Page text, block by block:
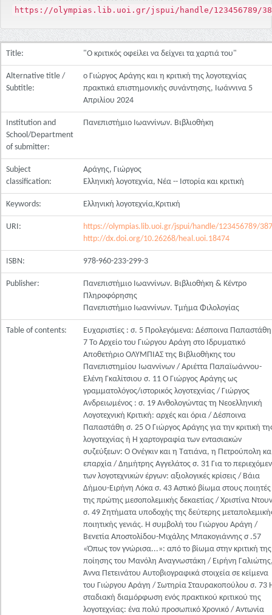
https://olympias.lib.uoi.gr/jspui/handle/123456789/
Title: "Ο κριτικός οφείλει να δείχνει τα χαρτιά του"
Alternative title /
Subtitle:
ο Γιώργος Αράγης και η κριτική της λογοτεχνίας
πρακτικά επιστημονικής συνάντησης, Ιωάννινα 5
Απριλίου 2024
Institution and
School/Department
of submitter:
Πανεπιστήμιο Ιωαννίνων. Βιβλιοθήκη
Subject
classification:
Αράγης, Γιώργος
Ελληνική λογοτεχνία, Νέα -- Ιστορία και κριτική
Keywords: Ελληνική λογοτεχνία,Κριτική
URI:
https://olympias.lib.uoi.gr/jspui/handle/123456789/
http://dx.doi.org/10.26268/heal.uoi.18474
ISBN: 978-960-233-299-3
Publisher:
Πανεπιστήμιο Ιωαννίνων. Βιβλιοθήκη & Κέντρο
Πληροφόρησης
Πανεπιστήμιο Ιωαννίνων. Τμήμα Φιλολογίας
Table of contents:
Ευχαριστίες : σ. 5 Προλεγόμενα: Δέσποινα
7 Το Αρχείο του Γιώργου Αράγη στο Ιδρυματικό
Αποθετήριο ΟΛΥΜΠΙΑΣ της Βιβλιοθήκης του
Πανεπιστημίου Ιωαννίνων / Αριέττα Παπαϊωάννου-
Ελένη Γκαλίτσιου σ. 11 Ο Γιώργος Αράγης ως
γραμματολόγος/ιστορικός λογοτεχνίας / Γιώργος
Ανδρειωμένος : σ. 19 Ανθολογώντας τη Νεοελληνική
Λογοτεχνική Κριτική: αρχές και όρια / Δέσποινα
Παπαστάθη σ. 25 Ο Γιώργος Αράγης για την κριτική
λογοτεχνίας ή Η χαρτογραφία των εντασιακών
συζεύξεων: Ο Ονέγκιν και η Τατιάνα, η Πετρούπολη
επαρχία / Δημήτρης Αγγελάτος σ. 31 Για το
των λογοτεχνικών έργων: αξιολογικές κρίσεις / Βάια
Δήμου-Ειρήνη Λόκα σ. 43 Αστικό βίωμα στους ποιητές
της πρώτης μεσοπολεμικής δεκαετίας / Χριστίνα
σ. 49 Ζητήματα υποδοχής της δεύτερης
ποιητικής γενιάς. Η συμβολή του Γιώργου Αράγη /
Βενετία Αποστολίδου-Μιχάλης Μπακογιάννης σ .57
«Όπως τον γνώρισα...»: από το βίωμα στην κριτική της
ποίησης του Μανόλη Αναγνωστάκη / Ειρήνη
Άννα Πετεινάτου Αυτοβιογραφικά στοιχεία σε κείμενα
του Γιώργου Αράγη / Σωτηρία Σταυρακοπούλου σ. 73
σταδιακή διαμόρφωση ενός πρακτικού κριτικού της
λογοτεχνίας: ένα πολύ προσωπικό Χρονικό / Αντωνία